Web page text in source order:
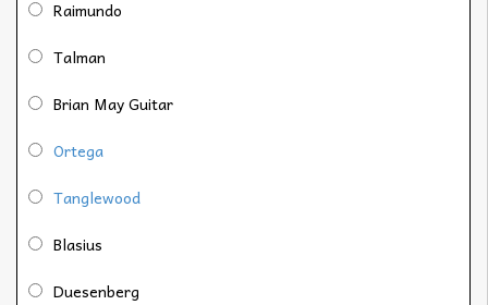
Raimundo
Talman
Brian May Guitar
Ortega
Tanglewood
Blasius
Duesenberg